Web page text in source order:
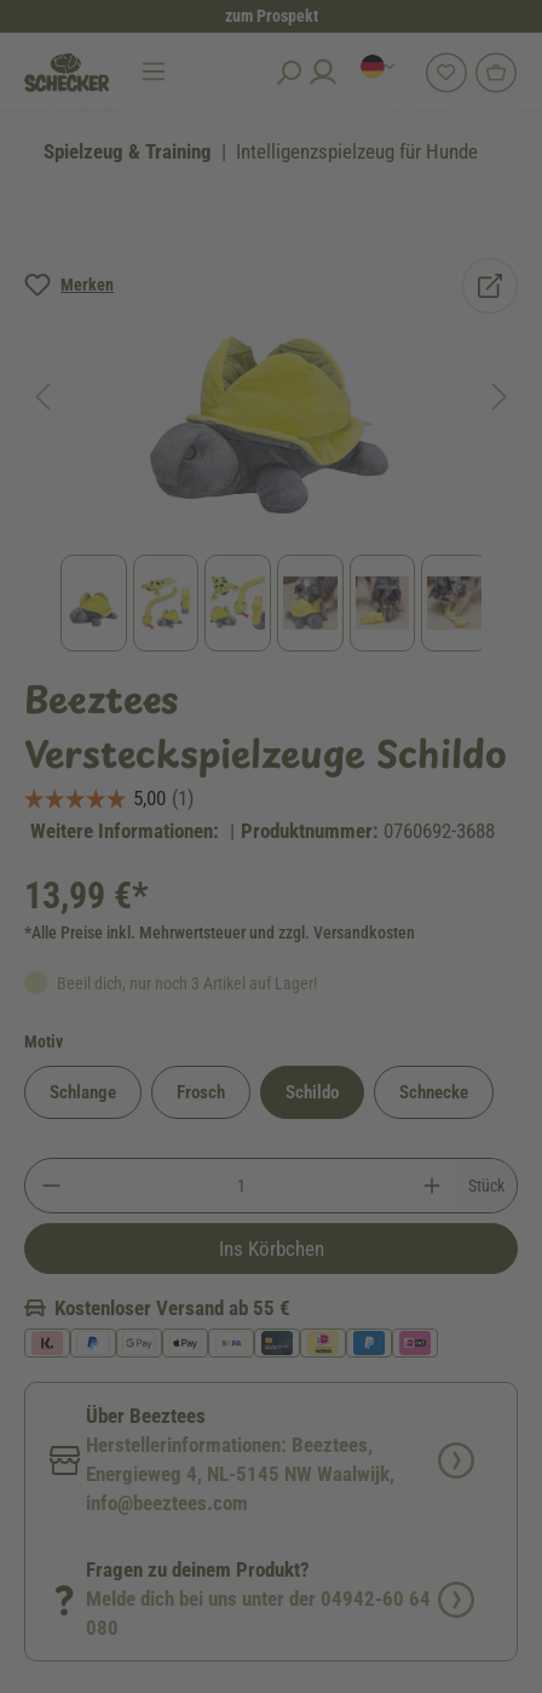
zum Prospekt
Spielzeug & Training Intelligenzspielzeug für Hunde
Merken
Bildergalerie überspringen
Beeztees
Versteckspielzeuge Schildo
Weitere Informationen: | Produktnummer: 0760692-3688
13,99 €*
*Alle Preise inkl. Mehrwertsteuer und zzgl. Versandkosten
Beeil dich, nur noch 3 Artikel auf Lager!
Motivauswählen
Schlange Frosch Schildo Schnecke
Stück
Ins Körbchen
Kostenloser Versand ab 55 €
Über Beeztees
Herstellerinformationen: Beeztees,
Energieweg 4, NL-5145 NW Waalwijk,
info@beeztees.com
Fragen zu deinem Produkt?
Melde dich bei uns unter der 04942-60 64
080